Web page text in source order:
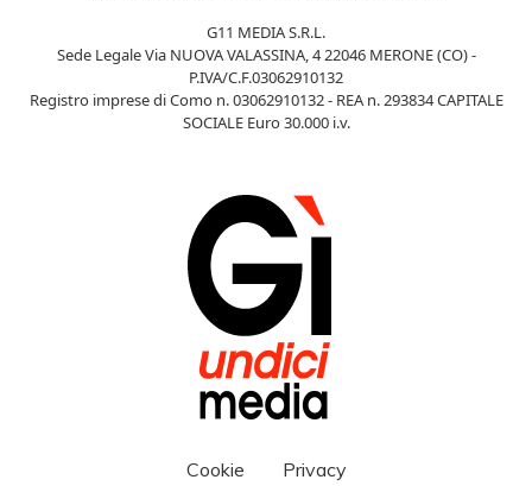
G11 MEDIA S.R.L.
Sede Legale Via NUOVA VALASSINA, 4 22046 MERONE (CO) -
P.IVA/C.F.03062910132
Registro imprese di Como n. 03062910132 - REA n. 293834 CAPITALE
SOCIALE Euro 30.000 i.v.
Cookie Privacy